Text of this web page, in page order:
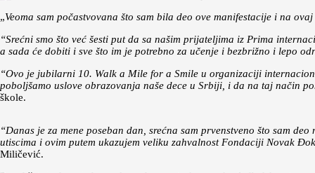
„Veoma sam počastvovana što sam bila deo ove manifestacije i na
“Srećni smo što već šesti put da sa našim prijateljima iz Prima
a sada će dobiti i sve što im je potrebno za učenje i bezbrižno i lepo
“Ovo je jubilarni 10. Walk a Mile for a Smile u organizaciji
poboljšamo uslove obrazovanja naše dece u Srbiji, i da na taj način
škole.
“Danas je za mene poseban dan, srećna sam prvenstveno što sam
utiscima i ovim putem ukazujem veliku zahvalnost Fondaciji Novak
Miličević.